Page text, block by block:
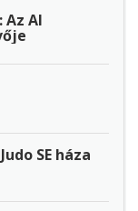
AI
SE háza